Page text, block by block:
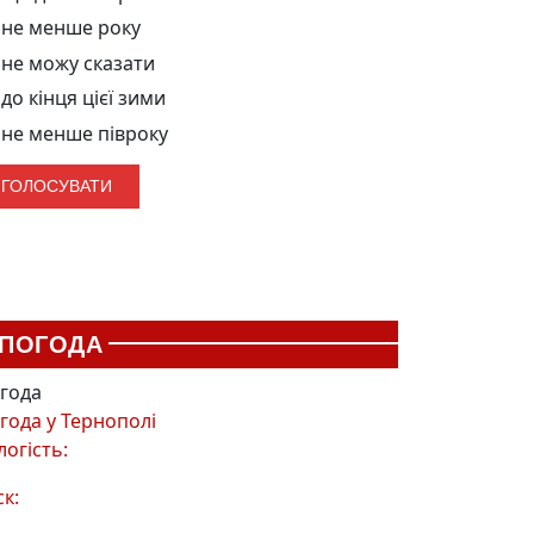
не менше року
не можу сказати
до кінця цієї зими
не менше півроку
ПОГОДА
уТернополі